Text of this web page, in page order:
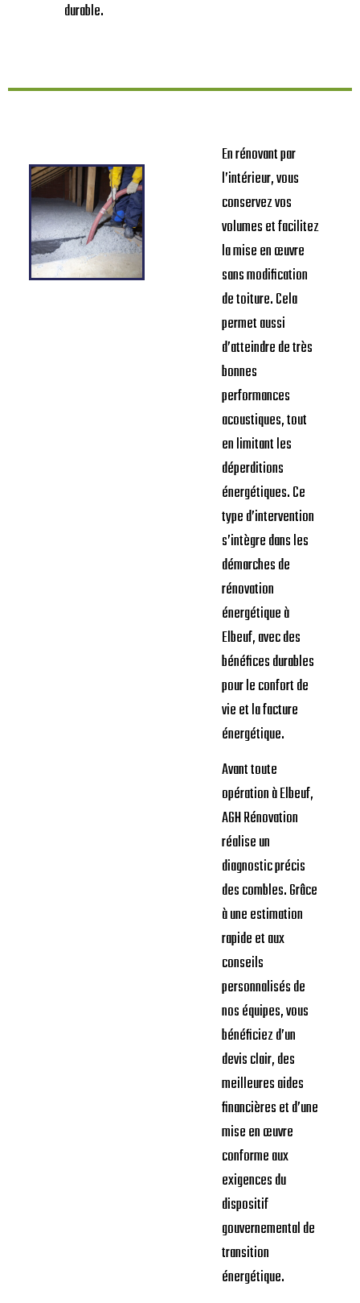
durable.
En rénovant par
l’intérieur, vous
conservez vos
volumes et facilitez
la mise en œuvre
sans modification
de toiture. Cela
permet aussi
d’atteindre de très
bonnes
performances
acoustiques, tout
en limitant les
déperditions
énergétiques. Ce
type d’intervention
s’intègre dans les
démarches de
rénovation
énergétique à
Elbeuf, avec des
bénéfices durables
pour le confort de
vie et la facture
énergétique.
Avant toute
opération à Elbeuf,
AGH Rénovation
réalise un
diagnostic précis
des combles. Grâce
à une estimation
rapide et aux
conseils
personnalisés de
nos équipes, vous
bénéficiez d’un
devis clair, des
meilleures aides
financières et d’une
mise en œuvre
conforme aux
exigences du
dispositif
gouvernemental de
transition
énergétique.